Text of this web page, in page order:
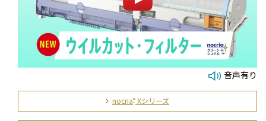
音声有り
nocria® Xシリーズ